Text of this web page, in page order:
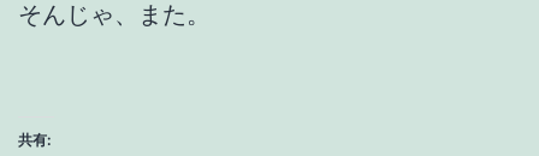
そんじゃ、また。
共有: